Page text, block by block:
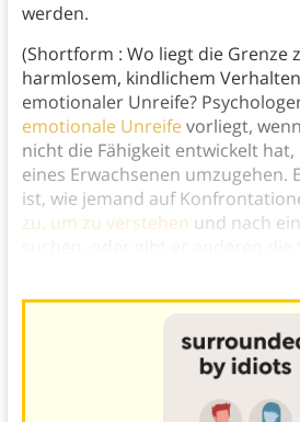
werden.
(Shortform : Wo liegt die Grenze
harmlosem, kindlichem
emotionaler Unreife?
emotionale Unreifevorliegt,
nicht die Fähigkeit entwickelt
eines Erwachsenen umzugehen.
ist, wie jemand auf
zu, um zu verstehen und nach